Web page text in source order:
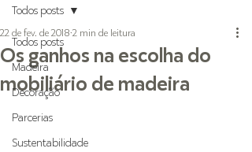
Todos posts
Madeira
Decoração
Parcerias
Sustentabilidade
Todos posts
Os ganhos na escolha do
mobiliário de madeira
22 de fev. de 2018 2 min de leitura